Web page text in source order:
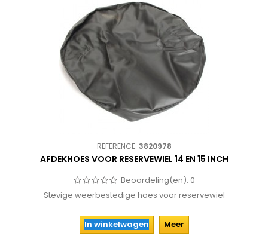
REFERENCE: 3820978
AFDEKHOES VOOR RESERVEWIEL 14 EN 15 INCH
Beoordeling(en): 0
Stevige weerbestedige hoes voor reservewiel
In winkelwagen
Meer